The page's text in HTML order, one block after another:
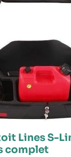
Lines S-
complet